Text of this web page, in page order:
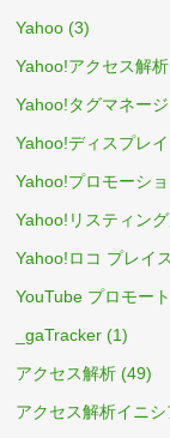
Yahoo (3)
Yahoo!アクセス解析
Yahoo!タグマネー
Yahoo!ディスプレ
Yahoo!プロモーシ
Yahoo!リスティン
Yahoo!ロコ プレイス
YouTube プロモー
_gaTracker (1)
アクセス解析 (49)
アクセス解析イニ